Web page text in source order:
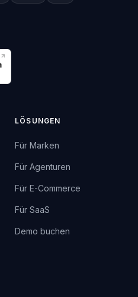
LÖSUNGEN
Für Marken
Für Agenturen
Für E-Commerce
Für SaaS
Demo buchen